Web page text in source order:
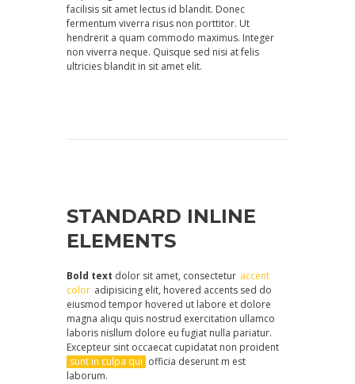
facilisis sit amet lectus id blandit. Donec
fermentum viverra risus non porttitor. Ut
hendrerit a quam commodo maximus. Integer
non viverra neque. Quisque sed nisi at felis
ultricies blandit in sit amet elit.
STANDARD INLINE
ELEMENTS
Bold text dolor sit amet, consectetur accent
color adipisicing elit, hovered accents sed do
eiusmod tempor hovered ut labore et dolore
magna aliqu quis nostrud exercitation ullamco
laboris nisllum dolore eu fugiat nulla pariatur.
Excepteur sint occaecat cupidatat non proident
sunt in culpa qui officia deserunt m est
laborum.